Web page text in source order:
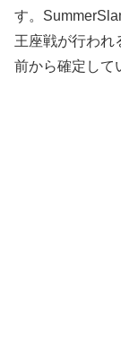
す。
王座戦が行われ
前から確定して